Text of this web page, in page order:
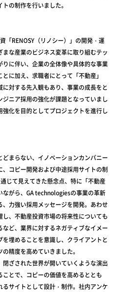
の制作を行いました。
「RENOSY（リノシー）」の開発・運
な産業のビジネス変革に取り組むテッ
に伴い、企業の全体像や具体的な事業
に加え、求職者にとって「不動産」
に対する先入観もあり、事業の成長をと
ニア採用の強化が課題となっていまし
化を目的としてプロジェクトを進行し
どまらない、イノベーションカンパニー
、コピー開発および中途採用サイトの制
じて見えてきた懸念点、特に「不動産
ながら、GA technologiesの事業の革新
力強い採用メッセージを開発。あわせ
、不動産投資市場の将来性についても
ど、業界に対するネガティブなイメー
埋めることを意識し、クライアントと
精度を高めていきました。
ざされた世界が開いていくような演出
とで、コピーの価値を高めるととも
サイトとして設計・制作。社内アンケ